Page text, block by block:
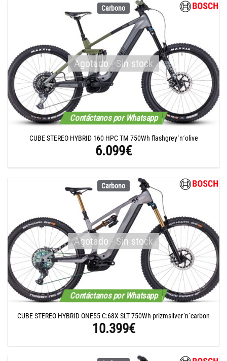
Carbono
Contáctanos por Whatsapp
Agotado - Sin stock
CUBE STEREO HYBRID 160 HPC TM 750Wh flashgrey´n´olive
6.099€
Carbono
Contáctanos por Whatsapp
Agotado - Sin stock
CUBE STEREO HYBRID ONE55 C:68X SLT 750Wh prizmsilver´n´carbon
10.399€